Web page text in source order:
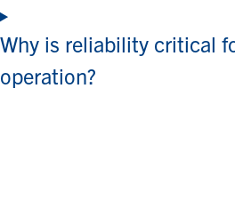
Why is reliability critical
operation?